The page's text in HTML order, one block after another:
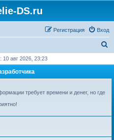
DS.ru
Вход
Регистрация
с
авг 2026, 23:23
требует времени и денег, но где